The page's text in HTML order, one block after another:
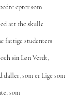
epter som
att the skulle
fattige studenters
och sin Løn Verdt,
som er Lige som
som